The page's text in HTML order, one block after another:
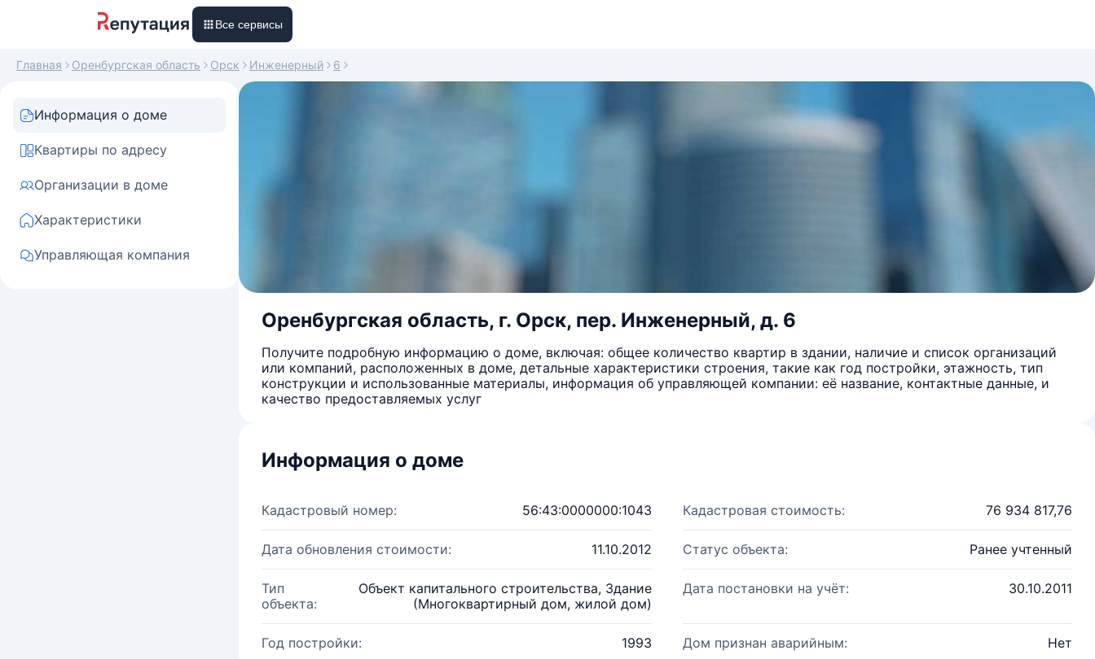
Все сервисы
Главная Оренбургская область Орск Инженерный 6
Информация о доме
Квартиры по адресу
Организации в доме
Характеристики
Управляющая компания
Оренбургская область, г. Орск, пер. Инженерный, д. 6
Получите подробную информацию о доме, включая: общее количество квартир в здании, наличие и список организаций
или компаний, расположенных в доме, детальные характеристики строения, такие как год постройки, этажность, тип
конструкции и использованные материалы, информация об управляющей компании: её название, контактные данные, и
качество предоставляемых услуг
Информация о доме
Кадастровый номер: 56:43:0000000:1043 Кадастровая стоимость: 76 934 817,76
Дата обновления стоимости: 11.10.2012 Статус объекта: Ранее учтенный
Тип
объекта:
Объект капитального строительства, Здание
(Многоквартирный дом, жилой дом)
Дата постановки на учёт: 30.10.2011
Год постройки: 1993 Дом признан аварийным: Нет